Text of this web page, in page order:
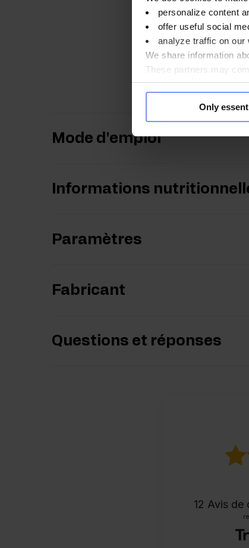
personalize content
offer useful social
analyze traffic on our
We share information
These partners may
you use their services.
Only
la production
des gencives, ainsi
énergétique normal
sensations de
Mode d'emploi
Informations
Paramètres
Fabricant
Questions et réponses
12 Avis de